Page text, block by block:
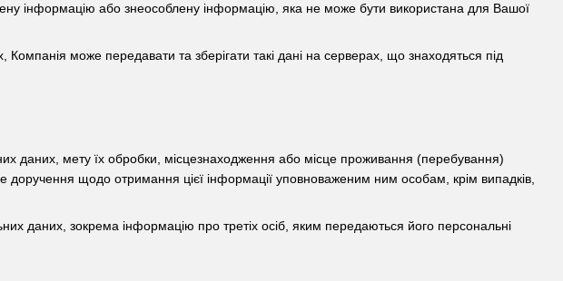
інформацію або знеособлену інформацію, яка не може бути використана для Вашої
може передавати та зберігати такі дані на серверах, що знаходяться під
даних, мету їх обробки, місцезнаходження або місце проживання (перебування)
доручення щодо отримання цієї інформації уповноваженим ним особам, крім випадків,
даних, зокрема інформацію про третіх осіб, яким передаються його персональні